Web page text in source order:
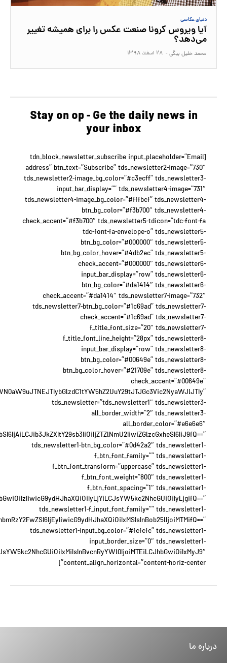
دنیای عکاسی
آیا ویروس کرونا صنعت عکس را برای همیشه تغییر
می‌دهد؟
محمد خلیل بیگی - ۲۸ اسفند ۱۳۹۸
Stay on op - Ge the daily news in
your inbox
[tdn_block_newsletter_subscribe input_placeholder=”Email
address” btn_text=”Subscribe” tds_newsletter2-image=”730″
tds_newsletter2-image_bg_color=”#c3ecff” tds_newsletter3-
input_bar_display=”” tds_newsletter4-image=”731″
tds_newsletter4-image_bg_color=”#fffbcf” tds_newsletter4-
btn_bg_color=”#f3b700″ tds_newsletter4-
check_accent=”#f3b700″ tds_newsletter5-tdicon=”tdc-font-fa
tdc-font-fa-envelope-o” tds_newsletter5-
btn_bg_color=”#000000″ tds_newsletter5-
btn_bg_color_hover=”#4db2ec” tds_newsletter5-
check_accent=”#000000″ tds_newsletter6-
input_bar_display=”row” tds_newsletter6-
btn_bg_color=”#da1414″ tds_newsletter6-
check_accent=”#da1414″ tds_newsletter7-image=”732″
tds_newsletter7-btn_bg_color=”#1c69ad” tds_newsletter7-
check_accent=”#1c69ad” tds_newsletter7-
f_title_font_size=”20″ tds_newsletter7-
f_title_font_line_height=”28px” tds_newsletter8-
input_bar_display=”row” tds_newsletter8-
btn_bg_color=”#00649e” tds_newsletter8-
btn_bg_color_hover=”#21709e” tds_newsletter8-
check_accent=”#00649e”
tds_newsletter=”tds_newsletter1″ tds_newsletter3-
all_border_width=”2″ tds_newsletter3-
all_border_color=”#e6e6e6″
tds_newsletter1-btn_bg_color=”#0d42a2″ tds_newsletter1-
f_btn_font_family=”” tds_newsletter1-
f_btn_font_transform=”uppercase” tds_newsletter1-
f_btn_font_weight=”800″ tds_newsletter1-
f_btn_font_spacing=”1″ tds_newsletter1-
tds_newsletter1-f_input_font_family=”” tds_newsletter1-
tds_newsletter1-input_bg_color=”#fcfcfc” tds_newsletter1-
input_border_size=”0″ tds_newsletter1-
content_align_horizontal=”content-horiz-center”]
درباره ما